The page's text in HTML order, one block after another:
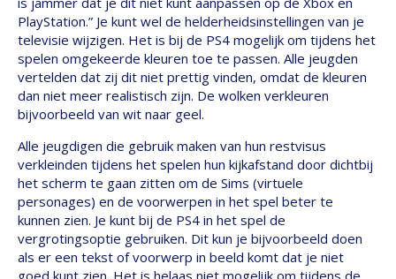
PlayStation.” Je kunt wel de helderheidsinstellingen van je
televisie wijzigen. Het is bij de PS4 mogelijk om tijdens het
spelen omgekeerde kleuren toe te passen. Alle jeugden
vertelden dat zij dit niet prettig vinden, omdat de kleuren
dan niet meer realistisch zijn. De wolken verkleuren
bijvoorbeeld van wit naar geel.
Alle jeugdigen die gebruik maken van hun restvisus
verkleinden tijdens het spelen hun kijkafstand door dichtbij
het scherm te gaan zitten om de Sims (virtuele
personages) en de voorwerpen in het spel beter te
kunnen zien. Je kunt bij de PS4 in het spel de
vergrotingsoptie gebruiken. Dit kun je bijvoorbeeld doen
als er een tekst of voorwerp in beeld komt dat je niet
goed kunt zien. Het is helaas niet mogelijk om tijdens de